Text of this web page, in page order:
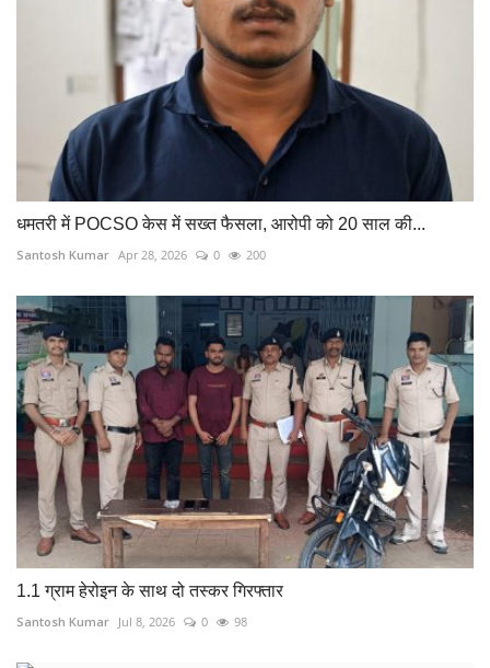
धमतरी में POCSO केस में सख्त फैसला, आरोपी को 20 साल की...
Santosh Kumar Apr 28, 2026 0 200
1.1 ग्राम हेरोइन के साथ दो तस्कर गिरफ्तार
Santosh Kumar Jul 8, 2026 0 98